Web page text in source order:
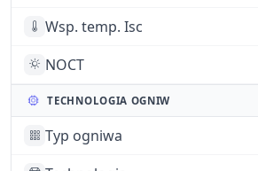
Wsp. temp. Isc
NOCT
TECHNOLOGIA OGNIW
Typ ogniwa